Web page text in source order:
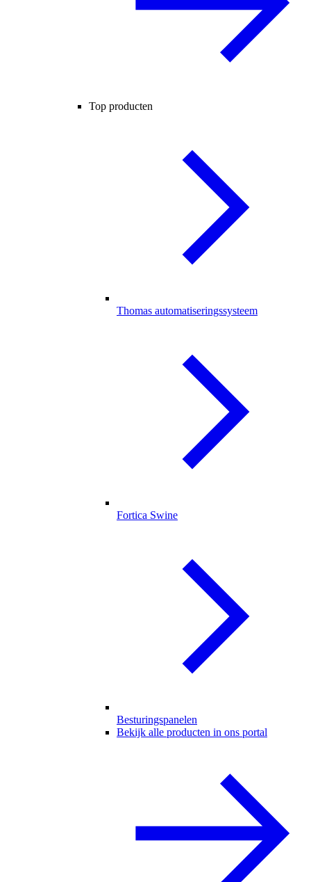
Top producten
Thomas automatiseringssysteem
Fortica Swine
Besturingspanelen
Bekijk alle producten in ons portal